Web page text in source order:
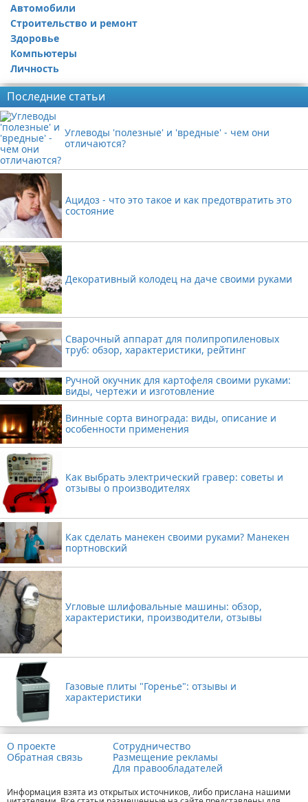
Автомобили
Строительство и ремонт
Здоровье
Компьютеры
Личность
Последние статьи
Углеводы 'полезные' и 'вредные' - чем они
отличаются?
Ацидоз - что это такое и как предотвратить это
состояние
Декоративный колодец на даче своими руками
Сварочный аппарат для полипропиленовых
труб: обзор, характеристики, рейтинг
Ручной окучник для картофеля своими руками:
виды, чертежи и изготовление
Винные сорта винограда: виды, описание и
особенности применения
Как выбрать электрический гравер: советы и
отзывы о производителях
Как сделать манекен своими руками? Манекен
портновский
Угловые шлифовальные машины: обзор,
характеристики, производители, отзывы
Газовые плиты "Горенье": отзывы и
характеристики
О проекте
Обратная связь
Сотрудничество
Размещение рекламы
Для правообладателей
Информация взята из открытых источников, либо прислана нашими